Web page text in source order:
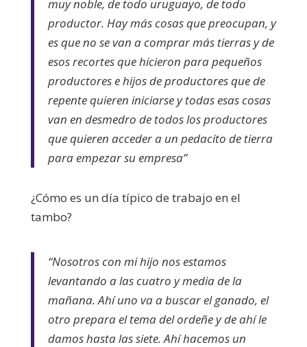
muy noble, de todo uruguayo, de todo
productor. Hay más cosas que preocupan, y
es que no se van a comprar más tierras y de
esos recortes que hicieron para pequeños
productores e hijos de productores que de
repente quieren iniciarse y todas esas cosas
van en desmedro de todos los productores
que quieren acceder a un pedacito de tierra
para empezar su empresa”
¿Cómo es un día típico de trabajo en el
tambo?
“Nosotros con mi hijo nos estamos
levantando a las cuatro y media de la
mañana. Ahí uno va a buscar el ganado, el
otro prepara el tema del ordeñe y de ahí le
damos hasta las siete. Ahí hacemos un